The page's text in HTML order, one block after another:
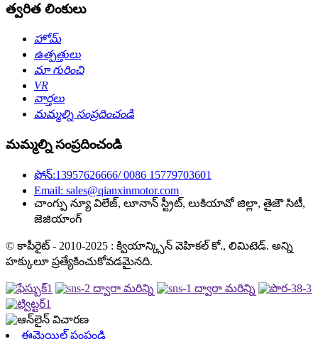
త్వరిత లింకులు
హోమ్
ఉత్పత్తులు
మా గురించి
VR
వార్తలు
మమ్మల్ని సంప్రదించండి
మమ్మల్ని సంప్రదించండి
ఫోన్:13957626666/ 0086 15779703601
Email: sales@qianxinmotor.com
చాంగ్పు న్యూ విలేజ్, లూనాన్ స్ట్రీట్, లుకియావో జిల్లా, తైజౌ సిటీ,
జెజియాంగ్
© కాపీరైట్ - 2010-2025 : క్వియాన్క్సిన్ వెహికల్ కో., లిమిటెడ్. అన్ని
హక్కులూ ప్రత్యేకించుకోవడమైనది.
ఈమెయిల్ పంపండి